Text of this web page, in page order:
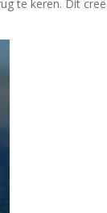
te keren. Dit